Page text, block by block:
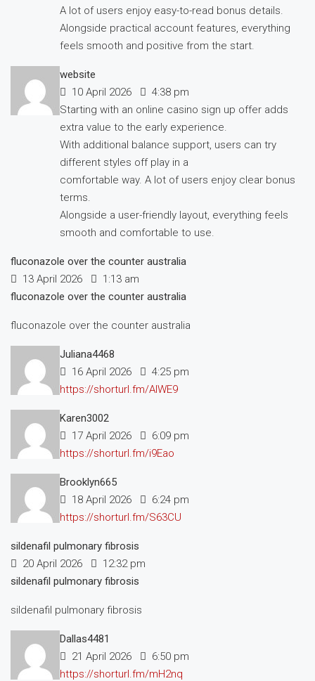
A lot of users enjoy easy-to-read bonus details.
Alongside practical account features, everything
feels smooth and positive from the start.
website
10 April 2026
4:38 pm
Starting with an online casino sign up offer adds
extra value to the early experience.
With additional balance support, users can try
different styles off play in a
comfortable way. A lot of users enjoy clear bonus
terms.
Alongside a user-friendly layout, everything feels
smooth and comfortable to use.
fluconazole over the counter australia
13 April 2026
1:13 am
fluconazole over the counter australia
fluconazole over the counter australia
Juliana4468
16 April 2026
4:25 pm
https://shorturl.fm/AIWE9
Karen3002
17 April 2026
6:09 pm
https://shorturl.fm/i9Eao
Brooklyn665
18 April 2026
6:24 pm
https://shorturl.fm/S63CU
sildenafil pulmonary fibrosis
20 April 2026
12:32 pm
sildenafil pulmonary fibrosis
sildenafil pulmonary fibrosis
Dallas4481
21 April 2026
6:50 pm
https://shorturl.fm/mH2nq